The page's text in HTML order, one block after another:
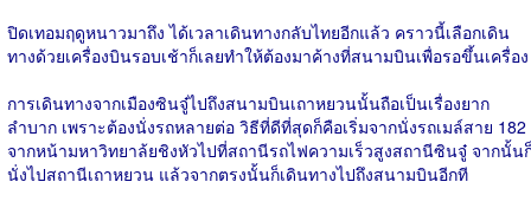
ปิดเทอมฤดูหนาวมาถึง ได้เวลาเดินทางกลับไทยอีกแล้ว คราวนี้เลือกเดิน
ทางด้วยเครื่องบินรอบเช้าก็เลยทำให้ต้องมาค้างที่สนามบินเพื่อรอขึ้นเครื่อง
การเดินทางจากเมืองซินจู๋ไปถึงสนามบินเถาหยวนนั้นถือเป็นเรื่องยาก
ลำบาก เพราะต้องนั่งรถหลายต่อ วิธีที่ดีที่สุดก็คือเริ่มจากนั่งรถเมล์สาย 182
จากหน้ามหาวิทยาล้ยชิงหัวไปที่สถานีรถไฟความเร็วสูงสถานีซินจู๋ จากนั้น
นั่งไปสถานีเถาหยวน แล้วจากตรงนั้นก็เดินทางไปถึงสนามบินอีกที